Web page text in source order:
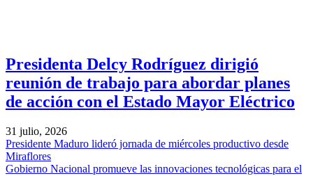
Presidenta Delcy Rodríguez dirigió
reunión de trabajo para abordar planes
de acción con el Estado Mayor Eléctrico
31 julio, 2026
Presidente Maduro lideró jornada de miércoles productivo desde
Miraflores
Gobierno Nacional promueve las innovaciones tecnológicas para el